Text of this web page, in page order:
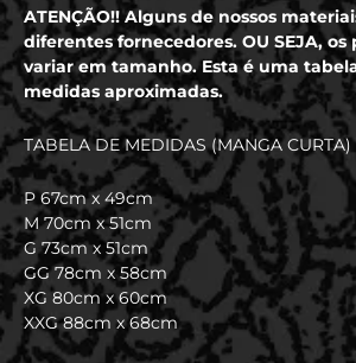
ATENÇÃO!! Alguns de nossos
diferentes fornecedores. OU SEJA,
variar em tamanho. Esta é uma
medidas aproximadas.
TABELA DE MEDIDAS (MANGA CURTA)
P 67cm x 49cm
M 70cm x 51cm
G 73cm x 51cm
GG 78cm x 58cm
XG 80cm x 60cm
XXG 88cm x 68cm